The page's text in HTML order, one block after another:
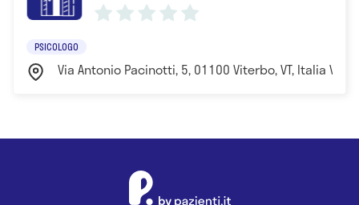
PSICOLOGO
Via Antonio Pacinotti, 5, 01100 Viterbo, VT, Italia